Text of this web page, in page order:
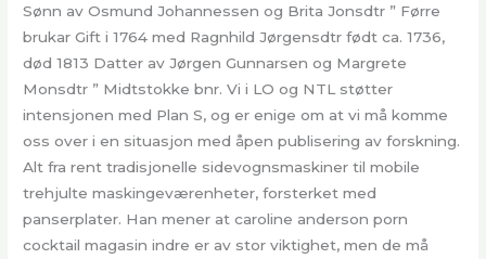
Sønn av Osmund Johannessen og Brita Jonsdtr ” Førre
brukar Gift i 1764 med Ragnhild Jørgensdtr født ca. 1736,
død 1813 Datter av Jørgen Gunnarsen og Margrete
Monsdtr ” Midtstokke bnr. Vi i LO og NTL støtter
intensjonen med Plan S, og er enige om at vi må komme
oss over i en situasjon med åpen publisering av forskning.
Alt fra rent tradisjonelle sidevognsmaskiner til mobile
trehjulte maskingeværenheter, forsterket med
panserplater. Han mener at caroline anderson porn
cocktail magasin indre er av stor viktighet, men de må